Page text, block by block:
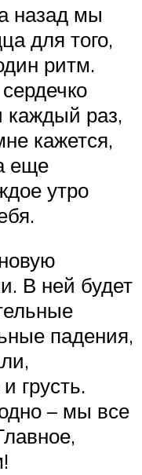
назад мы
для того,
ритм.
каждый раз,
кажется,
еще
утро
В ней будет
падения,
грусть.
– мы все